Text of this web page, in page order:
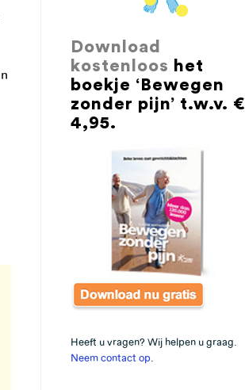
Download
kostenloos het
boekje ‘Bewegen
zonder pijn’ t.w.v. €
4,95.
Heeft u vragen? Wij helpen u graag.
Neem contact op